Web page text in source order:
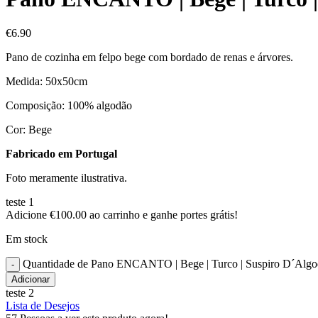
€6.90
Pano de cozinha em felpo bege com bordado de renas e árvores.
Medida: 50x50cm
Composição: 100% algodão
Cor: Bege
Fabricado em Portugal
Foto meramente ilustrativa.
teste 1
Adicione €100.00 ao carrinho e ganhe portes grátis!
Em stock
Quantidade de Pano ENCANTO | Bege | Turco | Suspiro
Adicionar
teste 2
Lista de Desejos